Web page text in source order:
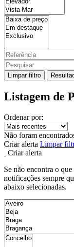
Limpar filtro
Listagem de
Ordenar por:
Não foram
Criar alerta Limpar
Criar alerta
Se não encontra o
notificações sempre
abaixo selecionadas.